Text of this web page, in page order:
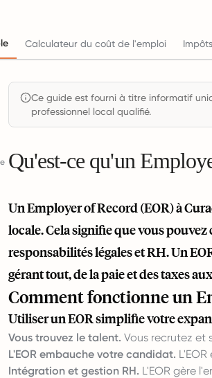
Calculateur du coût de l'emploi Impôts
Ce guide est fourni à titre informatif
professionnel local qualifié.
Qu'est-ce qu'un
Un Employer of Record (EOR) à
locale. Cela signifie que vous
responsabilités légales et RH. Un
gérant tout, de la paie et des taxes
Comment fonctionne un
Utiliser un EOR simplifie votre
Vous trouvez le talent. Vous recrutez et
L'EOR embauche votre candidat.
Intégration et gestion RH. L'EOR gère